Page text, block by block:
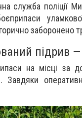
служба поліції
заборонено
підрив —
на місці за